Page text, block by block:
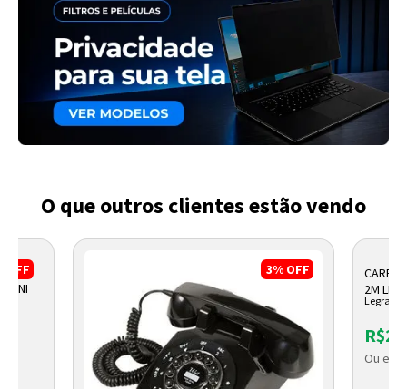
O que outros clientes estão vendo
OFF
MINI
3% OFF
2M
Legrand
Ou em